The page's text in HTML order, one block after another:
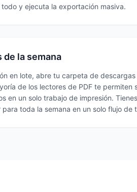
y ejecuta la exportación masiva.
de la semana
en lote, abre tu carpeta de
de los lectores de PDF te permiten
en un solo trabajo de impresión.
toda la semana en un solo flujo de